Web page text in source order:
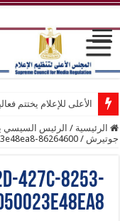
الأعلى للإعلام يختتم
الرئيسية / الرئيس السيسي
جوتيرش /
86264600-662d-427c-8253-d50023e48ea8
427c-8253-